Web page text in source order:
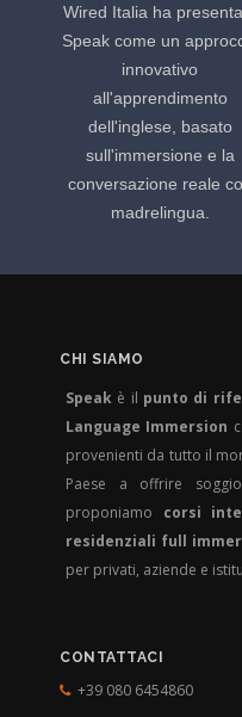
Wired Italia ha
Speak come un
innovativo
all'apprendimento
dell'inglese, basato
sull'immersione e la
conversazione reale
madrelingua.
CHI SIAMO
Speak è il punto di
Language Immersion
provenienti da tutto il
Paese a offrire
proponiamo corsi
residenziali full
per privati, aziende e
CONTATTACI
+39 080 6454860